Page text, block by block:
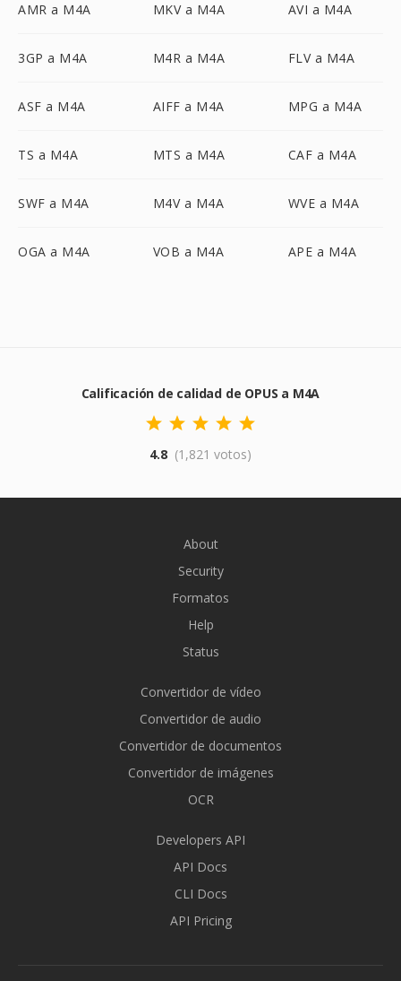
AMR a M4A MKV a M4A AVI a M4A
3GP a M4A M4R a M4A FLV a M4A
ASF a M4A AIFF a M4A MPG a M4A
TS a M4A MTS a M4A CAF a M4A
SWF a M4A M4V a M4A WVE a M4A
OGA a M4A VOB a M4A APE a M4A
Calificación de calidad de OPUS a M4A
4.8 (1,821 votos)
About
Security
Formatos
Help
Status
Convertidor de vídeo
Convertidor de audio
Convertidor de documentos
Convertidor de imágenes
OCR
Developers API
API Docs
CLI Docs
API Pricing